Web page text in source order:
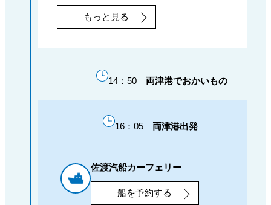
もっと見る
14：50 両津港でおかいもの
16：05 両津港出発
佐渡汽船カーフェリー
船を予約する